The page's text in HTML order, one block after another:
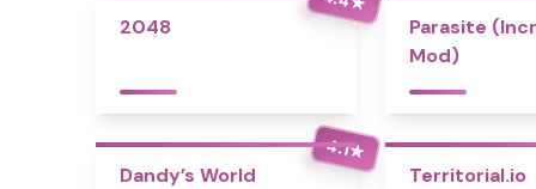
2048
Parasite
Mod)
4.1★
Dandy’s World
Territorial.io